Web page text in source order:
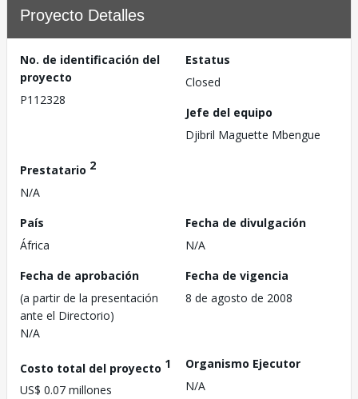
Proyecto Detalles
No. de identificación del
proyecto
P112328
Estatus
Closed
Jefe del equipo
Djibril Maguette Mbengue
Prestatario 2
N/A
País
África
Fecha de divulgación
N/A
Fecha de aprobación
(a partir de la presentación
ante el Directorio)
N/A
Fecha de vigencia
8 de agosto de 2008
Costo total del proyecto 1
US$ 0.07 millones
Organismo Ejecutor
N/A